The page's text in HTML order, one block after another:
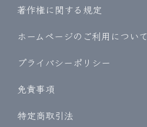
著作権に関する規定
ホームページのご利用について
プライバシーポリシー
免責事項
特定商取引法